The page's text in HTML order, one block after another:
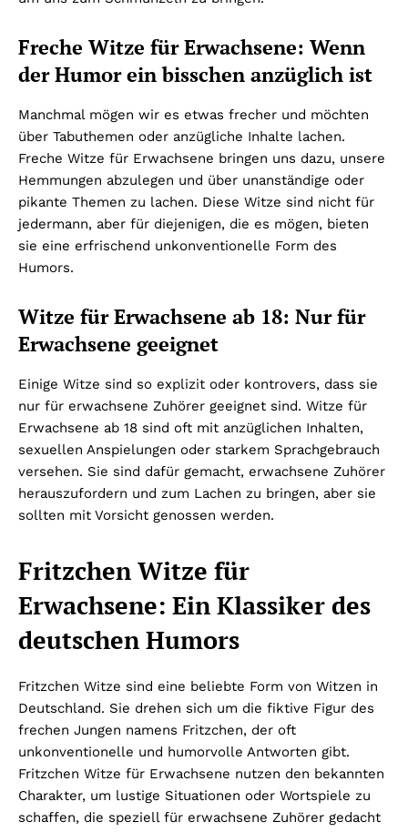
Freche Witze für Erwachsene: Wenn
der Humor ein bisschen anzüglich ist
Manchmal mögen wir es etwas frecher und möchten
über Tabuthemen oder anzügliche Inhalte lachen.
Freche Witze für Erwachsene bringen uns dazu, unsere
Hemmungen abzulegen und über unanständige oder
pikante Themen zu lachen. Diese Witze sind nicht für
jedermann, aber für diejenigen, die es mögen, bieten
sie eine erfrischend unkonventionelle Form des
Humors.
Witze für Erwachsene ab 18: Nur für
Erwachsene geeignet
Einige Witze sind so explizit oder kontrovers, dass sie
nur für erwachsene Zuhörer geeignet sind. Witze für
Erwachsene ab 18 sind oft mit anzüglichen Inhalten,
sexuellen Anspielungen oder starkem Sprachgebrauch
versehen. Sie sind dafür gemacht, erwachsene Zuhörer
herauszufordern und zum Lachen zu bringen, aber sie
sollten mit Vorsicht genossen werden.
Fritzchen Witze für
Erwachsene: Ein Klassiker des
deutschen Humors
Fritzchen Witze sind eine beliebte Form von Witzen in
Deutschland. Sie drehen sich um die fiktive Figur des
frechen Jungen namens Fritzchen, der oft
unkonventionelle und humorvolle Antworten gibt.
Fritzchen Witze für Erwachsene nutzen den bekannten
Charakter, um lustige Situationen oder Wortspiele zu
schaffen, die speziell für erwachsene Zuhörer gedacht